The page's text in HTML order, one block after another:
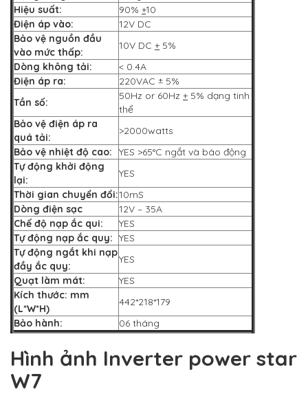
Hiệu suất:
90% +10
Điện áp vào:
12V DC
Bảo vệ nguồn đầu
vào mức thấp:
10V DC +5%
Dòng không tải:
< 0.4A
Điện áp ra:
220VAC ± 5%
Tần số:
50Hz or 60Hz +5% dạng tinh
thể
Bảo vệ điện áp ra
quá tải:
>2000watts
Bảo vệ nhiệt độ cao:
YES >65°C ngắt và báo động
Tự động khởi động
lại:
YES
Thời gian chuyển đổi:10mS
Dòng điện sạc
12V – 35A
Chế độ nạp ắc qui:
YES
Tự động nạp ắc quy: YES
Tự động ngắt khi nạp
đầy ắc quy:
YES
Quạt làm mát:
YES
Kích thước: mm
(L*W*H)
442*218*179
Bảo hành:
06 tháng
Hình ảnh Inverter power star
W7